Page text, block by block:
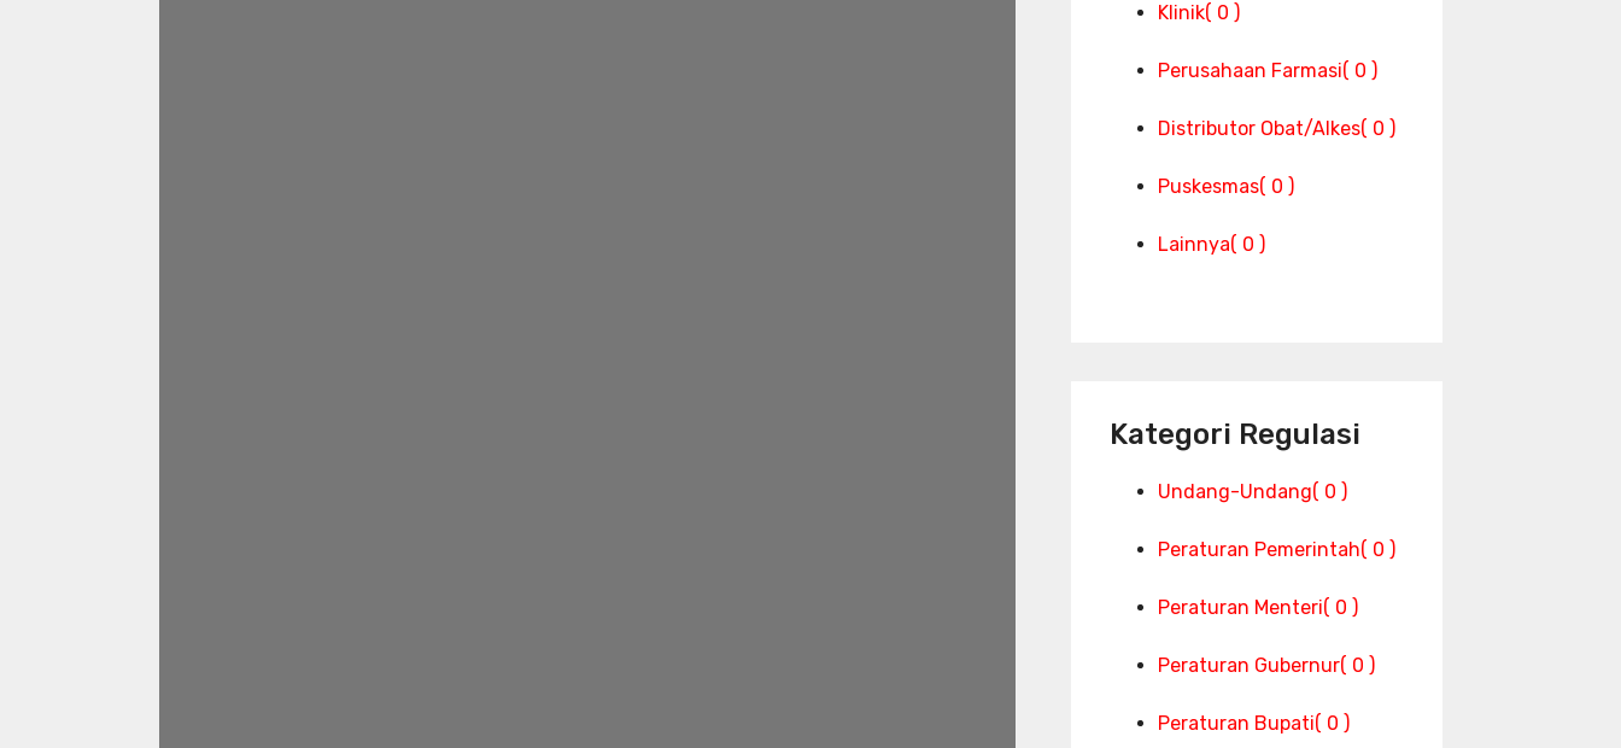
Klinik( 0 )
Perusahaan Farmasi( 0 )
Distributor Obat/Alkes( 0 )
Puskesmas( 0 )
Lainnya( 0 )
Kategori Regulasi
Undang-Undang( 0 )
Peraturan Pemerintah( 0 )
Peraturan Menteri( 0 )
Peraturan Gubernur( 0 )
Peraturan Bupati( 0 )